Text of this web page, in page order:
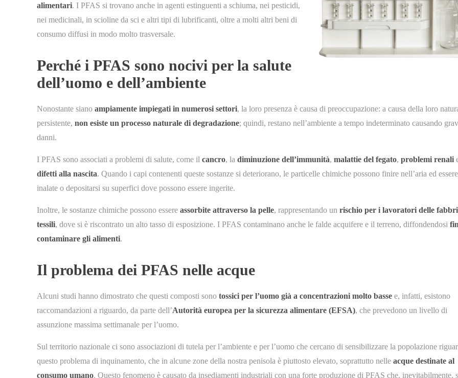
alimentari. I PFAS si trovano anche in agenti estinguenti a schiuma, nei pesticidi,
nei medicinali, in scioline da sci e altri tipi di lubrificanti, oltre a molti altri beni di
consumo diffusi in modo molto trasversale.
Perché i PFAS sono nocivi per la salute
dell’uomo e dell’ambiente
Nonostante siano ampiamente impiegati in numerosi settori, la loro presenza è causa di preoccupazione: a causa della loro
persistente, non esiste un processo naturale di degradazione; quindi, restano nell’ambiente a tempo indeterminato causando
danni.
I PFAS sono associati a problemi di salute, come il cancro, la diminuzione dell’immunità, malattie del fegato, problemi renali
difetti alla nascita. Quando i capi contenenti queste sostanze si deteriorano, le particelle chimiche possono finire nell’aria ed essere
inalate o depositarsi su superfici dove possono essere ingerite.
Inoltre, le sostanze chimiche possono essere assorbite attraverso la pelle, rappresentando un rischio per i lavoratori delle
tessili, dove si è riscontrato un alto tasso di esposizione. I PFAS contaminano anche le falde acquifere e il terreno, diffondendosi
contaminare gli alimenti.
Il problema dei PFAS nelle acque
Alcuni studi hanno dimostrato che questi composti sono tossici per l’uomo già a concentrazioni molto basse e, infatti, esistono
raccomandazioni a riguardo, da parte dell’Autorità europea per la sicurezza alimentare (EFSA), che prevedono un livello di
assunzione massima settimanale per l’uomo.
Sul territorio nazionale ci sono associazioni di tutela per l’ambiente e per l’uomo che cercano di sensibilizzare la popolazione
questo problema di inquinamento, che in alcune zone della nostra penisola è piuttosto elevato, soprattutto nelle acque destinate al
consumo umano. Questo fenomeno è causato da insediamenti industriali con una forte produzione di PFAS che, inevitabilmente,